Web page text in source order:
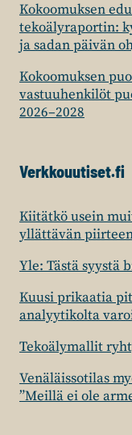
Kokoomuksen
tekoälyraportin:
ja sadan päivän
Kokoomuksen
vastuuhenkilöt
2026–2028
Verkkouutiset.fi
Kiitätkö usein
yllättävän
Yle: Tästä syystä
Kuusi prikaatia
analyytikolta
Tekoälymallit
Venäläissotilas
”Meillä ei ole